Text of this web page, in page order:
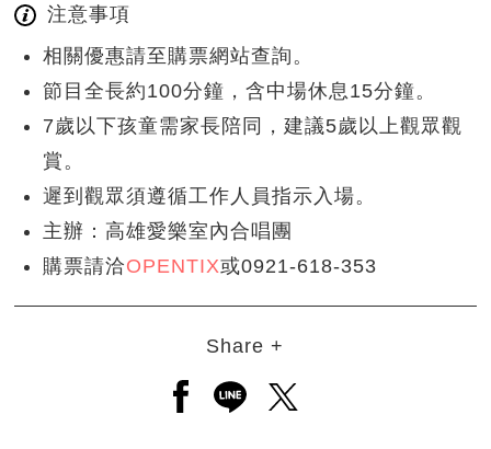
注意事項
相關優惠請至購票網站查詢。
節目全長約100分鐘，含中場休息15分鐘。
7歲以下孩童需家長陪同，建議5歲以上觀眾觀
賞。
遲到觀眾須遵循工作人員指示入場。
主辦：高雄愛樂室內合唱團
購票請洽OPENTIX或0921-618-353
Share +
另開新視窗分享至facebook
另開新視窗分享至line
另開新視窗分享至